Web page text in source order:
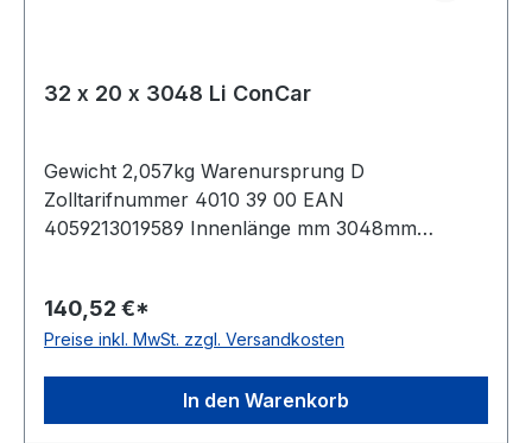
32 x 20 x 3048 Li ConCar
Gewicht 2,057kg Warenursprung D
Zolltarifnummer 4010 39 00 EAN
4059213019589 Innenlänge mm 3048mm
Ausführung ummantelt antistatisch ja Norm DIN
2215 Material Neoprene Zugstrang Polyester
140,52 €*
Preise inkl. MwSt. zzgl. Versandkosten
In den Warenkorb